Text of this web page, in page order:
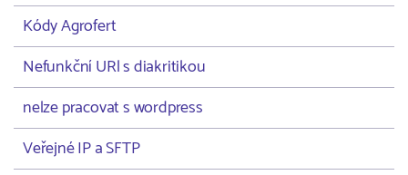
Kódy Agrofert
Nefunkční URl s diakritikou
nelze pracovat s wordpress
Veřejné IP a SFTP